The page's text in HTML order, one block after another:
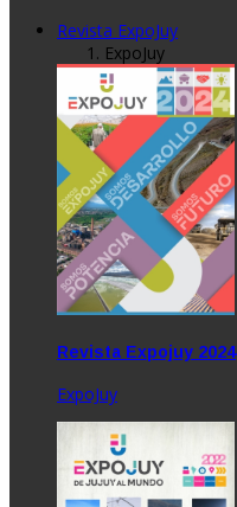
Revista ExpoJuy
ExpoJuy
Revista Expojuy 2024
ExpoJuy